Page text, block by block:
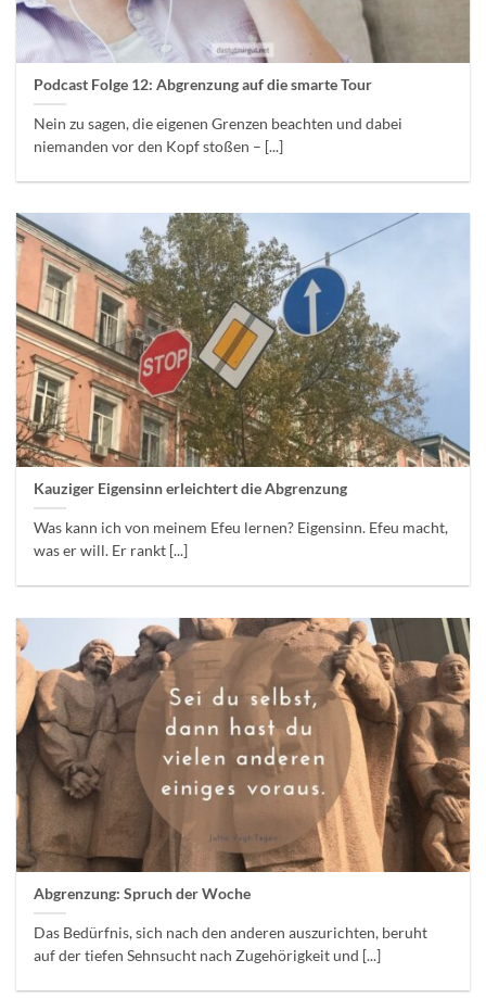
Podcast Folge 12: Abgrenzung auf die smarte Tour
Nein zu sagen, die eigenen Grenzen beachten und dabei
niemanden vor den Kopf stoßen – [...]
Kauziger Eigensinn erleichtert die Abgrenzung
Was kann ich von meinem Efeu lernen? Eigensinn. Efeu macht,
was er will. Er rankt [...]
Abgrenzung: Spruch der Woche
Das Bedürfnis, sich nach den anderen auszurichten, beruht
auf der tiefen Sehnsucht nach Zugehörigkeit und [...]